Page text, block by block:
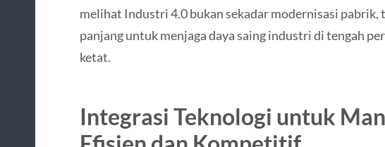
melihat Industri 4.0 bukan sekadar modernisasi pabrik,
panjang untuk menjaga daya saing industri di tengah
ketat.
Integrasi Teknologi untuk